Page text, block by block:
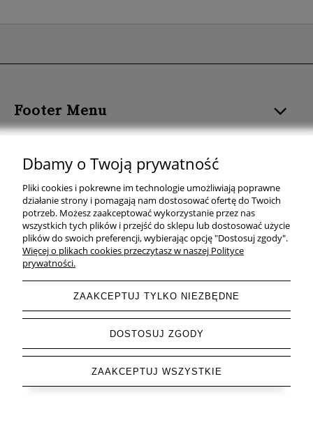
Footer Menu
KOLOR PLAKATU
TEMAT PLAKATU
KOLEKCJE PLAKATÓW
pokaż pełną wersję strony
Sklep internetowy Shoper.pl
Dbamy o Twoją prywatność
Pliki cookies i pokrewne im technologie umożliwiają poprawne
działanie strony i pomagają nam dostosować ofertę do Twoich
potrzeb. Możesz zaakceptować wykorzystanie przez nas
wszystkich tych plików i przejść do sklepu lub dostosować użycie
plików do swoich preferencji, wybierając opcję "Dostosuj zgody".
Więcej o plikach cookies przeczytasz w naszej Polityce
prywatności.
ZAAKCEPTUJ TYLKO NIEZBĘDNE
DOSTOSUJ ZGODY
ZAAKCEPTUJ WSZYSTKIE